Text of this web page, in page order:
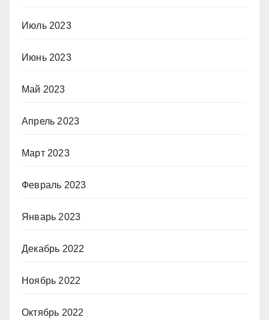
Июль 2023
Июнь 2023
Май 2023
Апрель 2023
Март 2023
Февраль 2023
Январь 2023
Декабрь 2022
Ноябрь 2022
Октябрь 2022